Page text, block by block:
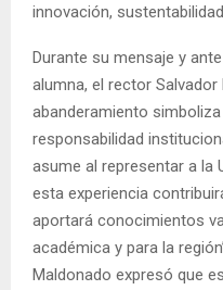
innovación,
Durante su mensaje y
alumna, el rector Salvador
abanderamiento
responsabilidad
asume al representar a la
esta experiencia
aportará conocimientos
académica y para la
Maldonado expresó que